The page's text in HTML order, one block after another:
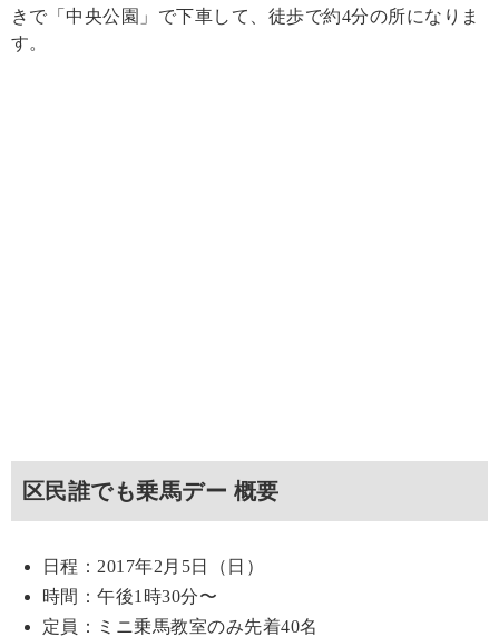
きで「中央公園」で下車して、徒歩で約4分の所になりま
す。
区民誰でも乗馬デー 概要
日程：2017年2月5日（日）
時間：午後1時30分〜
定員：ミニ乗馬教室のみ先着40名